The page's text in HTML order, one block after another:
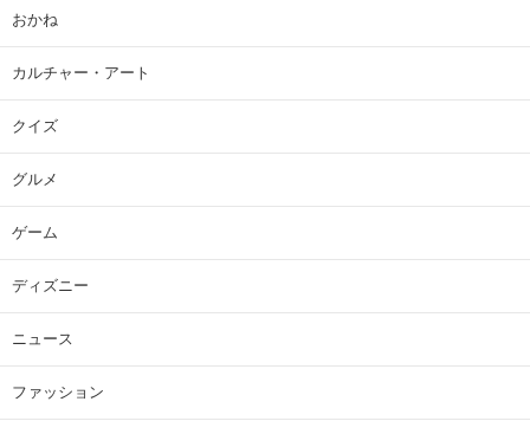
おかね
カルチャー・アート
クイズ
グルメ
ゲーム
ディズニー
ニュース
ファッション